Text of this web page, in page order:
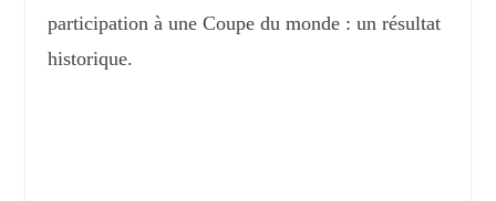
participation à une Coupe du monde : un résultat
historique.